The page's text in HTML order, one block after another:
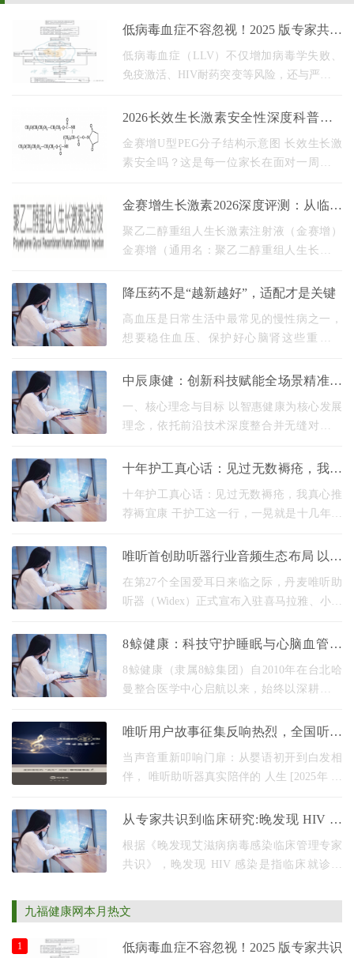
低病毒血症不容忽视！2025 版专家共识
划重点啦
低病毒血症（LLV）不仅增加病毒学失败、
免疫激活、HIV耐药突变等风险，还与严重的
密切相关。 中华医学会热带病与寄生虫病分
2026长效生长激素安全性深度科普：U
型PEG定点修饰技术30年安全验证与金
赛增五
金赛增U型PEG分子结构示意图 长效生长激
素安全吗？这是每一位家长在面对一周一针
效GH（每日注射）IGF-1水平对比 担忧是合
金赛增生长激素2026深度评测：从临床
数据到真实世界五年追踪一文读懂值不
值
聚乙二醇重组人生长激素注射液（金赛增）
金赛增（通用名：聚乙二醇重组人生长激素
，自上市以来在儿童生长激素治疗领域积累
降压药不是“越新越好”，适配才是关键
高血压是日常生活中最常见的慢性病之一，
想要稳住血压、保护好心脑肾这些重要器
半年、一年的药之后，心里都会犯嘀咕：这
中辰康健：创新科技赋能全场景精准医
疗方案
一、核心理念与目标 以智惠健康为核心发展
理念，依托前沿技术深度整合并无缝对接医
全链路数字化医疗生态。核心目标聚焦医疗
十年护工真心话：见过无数褥疮，我真
心推荐褥宜康
十年护工真心话：见过无数褥疮，我真心推
荐褥宜康 干护工这一行，一晃就是十几年。
瘫痪病人没有上千也有几百，而 褥疮 ，是我
唯听首创助听器行业音频生态布局 以＂
用户故事＂重塑听力健康传播范式 构建
在第27个全国爱耳日来临之际，丹麦唯听助
听器（Widex）正式宣布入驻喜马拉雅、小宇
频内容生态的国际助听器品牌。这一战略举
8鲸健康：科技守护睡眠与心脑血管全
周期健康
8鲸健康（隶属8鲸集团）自2010年在台北哈
曼整合医学中心启航以来，始终以深耕健康
年深耕，已构建起覆盖大中华区、东南亚、
唯听用户故事征集反响热烈，全国听损
人士分享“自然聆听”的高光时刻
当声音重新叩响门扉：从婴语初开到白发相
伴， 唯听助听器真实陪伴的 人生 [2025年 12
起初，是钟表的滴答声消失在背景里；然
从专家共识到临床研究:晚发现 HIV 的
免疫重建 “全攻略”
根据《晚发现艾滋病病毒感染临床管理专家
共识》，晚发现 HIV 感染是指临床就诊时
病定义性事件（如不明原因的持续发热、反
复细菌性肺炎等
九福健康网本月热文
低病毒血症不容忽视！2025 版专家共识
1